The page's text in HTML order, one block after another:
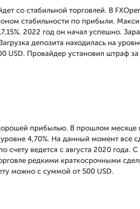
со стабильной торговлей. В
стабильности по прибыли.
2022 год он начал успешно.
депозита находилась на
USD. Провайдер установил штраф
прибылью. В прошлом месяце
уровне 4,70%. На данный момент все
счету ведется с августа 2020
редкими краткосрочными
можно с суммой от 500 USD.